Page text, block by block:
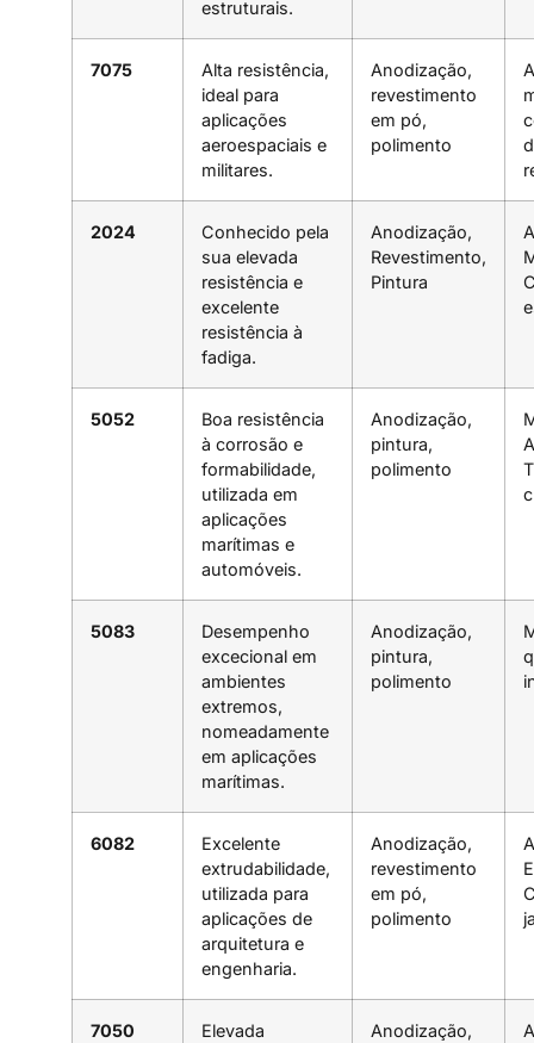
estruturais.
7075
Alta resistência,
ideal para
aplicações
aeroespaciais e
militares.
Anodização,
revestimento
em pó,
polimento
2024
Conhecido pela
sua elevada
resistência e
excelente
resistência à
fadiga.
Anodização,
Revestimento,
Pintura
5052
Boa resistência
à corrosão e
formabilidade,
utilizada em
aplicações
marítimas e
automóveis.
Anodização,
pintura,
polimento
5083
Desempenho
excecional em
ambientes
extremos,
nomeadamente
em aplicações
marítimas.
Anodização,
pintura,
polimento
6082
Excelente
extrudabilidade,
utilizada para
aplicações de
arquitetura e
engenharia.
Anodização,
revestimento
em pó,
polimento
7050
Elevada
Anodização,